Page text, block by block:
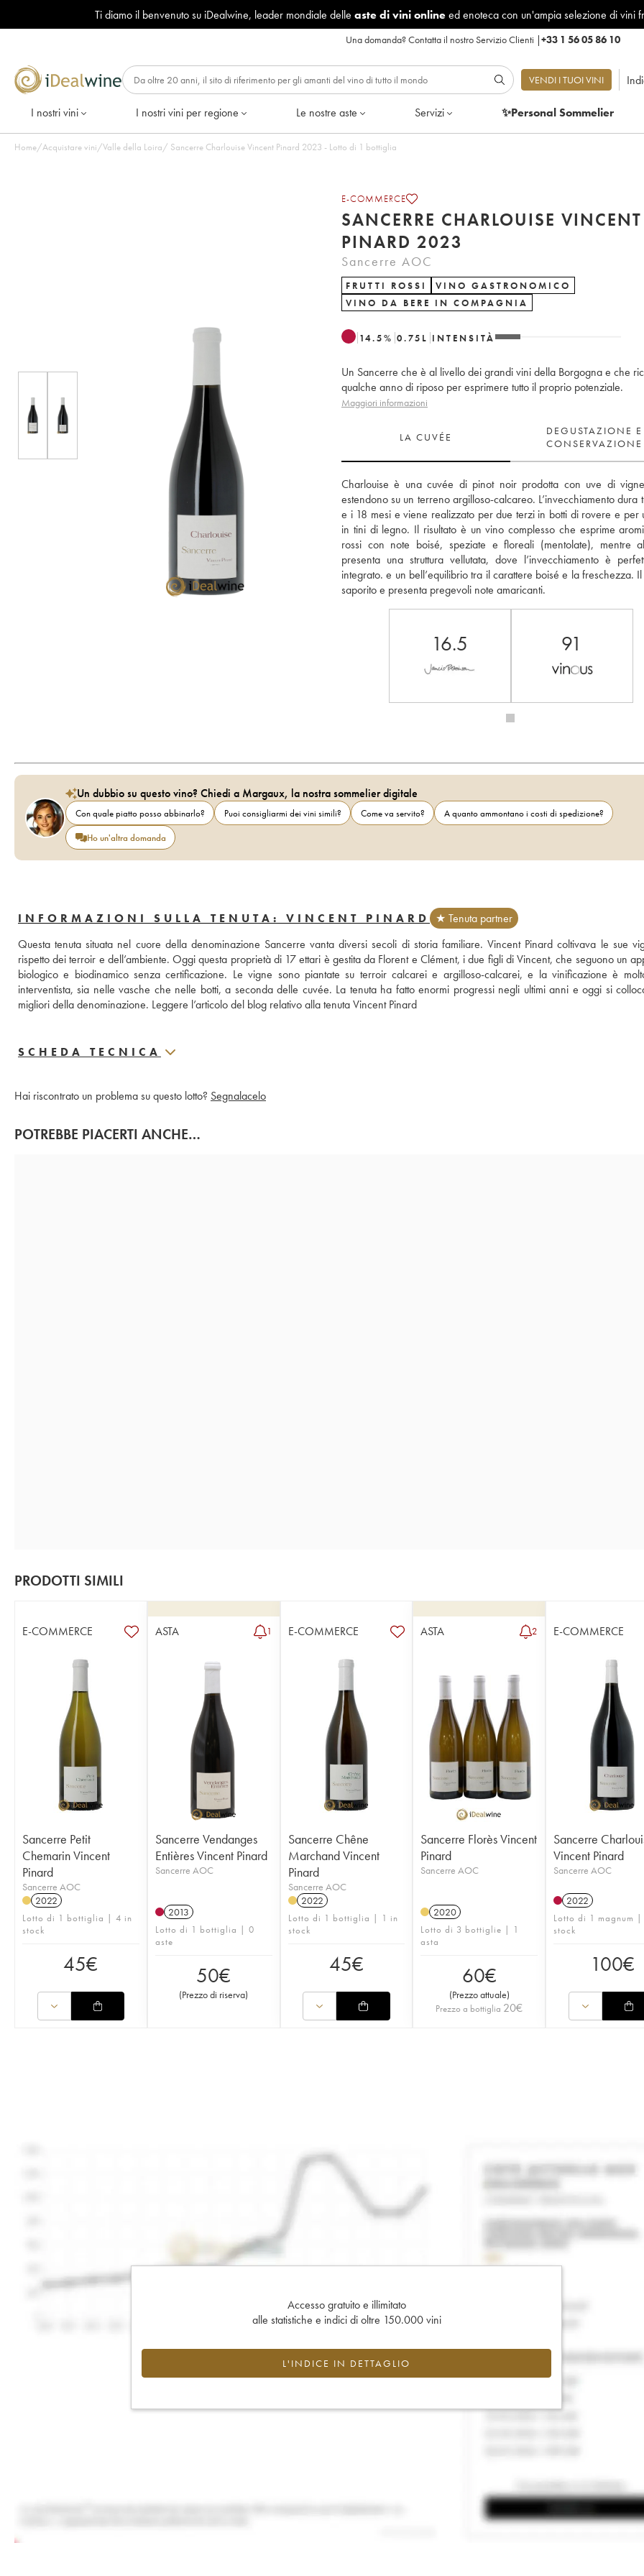
Ti diamo il benvenuto su iDealwine, leader mondiale delle aste di vini onlineed enoteca con un'ampia selezione di vini
Una domanda?Contatta il nostro Servizio Clienti |+33 1 56 05 86 10
VENDI I TUOI VINI
I nostri vini I nostri vini per regione Le nostre aste Servizi ✨Personal Sommelier
Home/Acquistare vini/Valle della Loira/ Sancerre Charlouise Vincent Pinard 2023 - Lotto di 1 bottiglia
E-COMMERCE
SANCERRE CHARLOUISE VINCENT
PINARD 2023
Sancerre AOC
FRUTTI ROSSI
VINO GASTRONOMICO
VINO DA BERE IN COMPAGNIA
14.5% 0.75 L INTENSITÀ
Un Sancerre che è al livello dei grandi vini della Borgogna e che
qualche anno di riposo per esprimere tutto il proprio potenziale.
Maggiori informazioni
LA CUVÉE
DEGUSTAZIONE E
CONSERVAZIONE
Charlouise è una cuvée di pinot noir prodotta con uve di
estendono su un terreno argilloso-calcareo. L’invecchiamento dura
e i 18 mesi e viene realizzato per due terzi in botti di rovere e per
in tini di legno. Il risultato è un vino complesso che esprime
rossi con note boisé, speziate e floreali (mentolate), mentre
presenta una struttura vellutata, dove l’invecchiamento è
integrato. e un bell’equilibrio tra il carattere boisé e la freschezza.
saporito e presenta pregevoli note amaricanti.
16.5 91
Un dubbio su questo vino? Chiedi a Margaux, la nostra sommelier digitale
Con quale piatto posso abbinarlo? Puoi consigliarmi dei vini simili? Come va servito?
A quanto ammontano i costi di spedizione?
Ho un'altra domanda
INFORMAZIONI SULLA TENUTA: VINCENT PINARD
★ Tenuta partner
Questa tenuta situata nel cuore della denominazione Sancerre vanta diversi secoli di storia familiare. Vincent Pinard coltivava le sue
rispetto dei terroir e dell’ambiente. Oggi questa proprietà di 17 ettari è gestita da Florent e Clément, i due figli di Vincent, che seguono un
biologico e biodinamico senza certificazione. Le vigne sono piantate su terroir calcarei e argilloso-calcarei, e la vinificazione è
interventista, sia nelle vasche che nelle botti, a seconda delle cuvée. La tenuta ha fatto enormi progressi negli ultimi anni e oggi si
migliori della denominazione. Leggere l’articolo del blog relativo alla tenuta Vincent Pinard
SCHEDA TECNICA
Hai riscontrato un problema su questo lotto? Segnalacelo
POTREBBE PIACERTI ANCHE…
PRODOTTI SIMILI
E-COMMERCE
Sancerre Petit
Chemarin Vincent
Pinard
Sancerre AOC
2022
Lotto di 1 bottiglia | 4 in
stock
45€
ASTA 1
Sancerre Vendanges
Entières Vincent Pinard
Sancerre AOC
2013
Lotto di 1 bottiglia | 0
aste
50€
(Prezzo di riserva)
E-COMMERCE
Sancerre Chêne
Marchand Vincent
Pinard
Sancerre AOC
2022
Lotto di 1 bottiglia | 1 in
stock
45€
ASTA 2
Sancerre Florès Vincent
Pinard
Sancerre AOC
2020
Lotto di 3 bottiglie | 1
asta
60€
(Prezzo attuale)
Prezzo a bottiglia 20€
E-COMMERCE
Sancerre
Vincent Pinard
Sancerre AOC
2022
Lotto di 1 magnum |
stock
100€
Accesso gratuito e illimitato
alle statistiche e indici di oltre 150.000 vini
L'INDICE IN DETTAGLIO